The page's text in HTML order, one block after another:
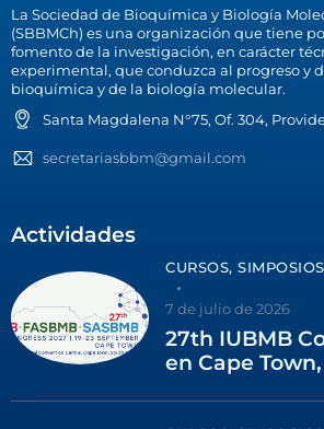
La Sociedad de Bioquímica y Biología
(SBBMCh) es una organización que tiene
fomento de la investigación, en carácter
experimental, que conduzca al progreso y
bioquímica y de la biología molecular.
Santa Magdalena N°75, Of. 304,
secretariasbbm@gmail.com
Actividades
CURSOS,
7 de julio de 2026
27th IUBMB
en Cape